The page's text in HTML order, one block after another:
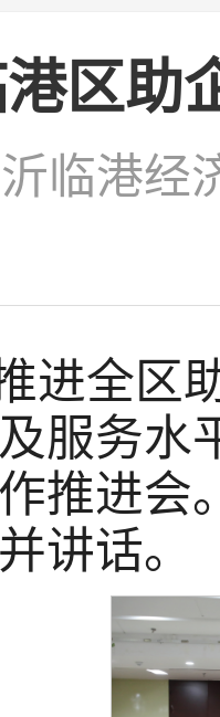
区助
临港经
进全区
服务水
推进会
讲话。